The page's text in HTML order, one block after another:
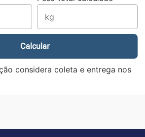
Calcular
considera coleta e entrega nos